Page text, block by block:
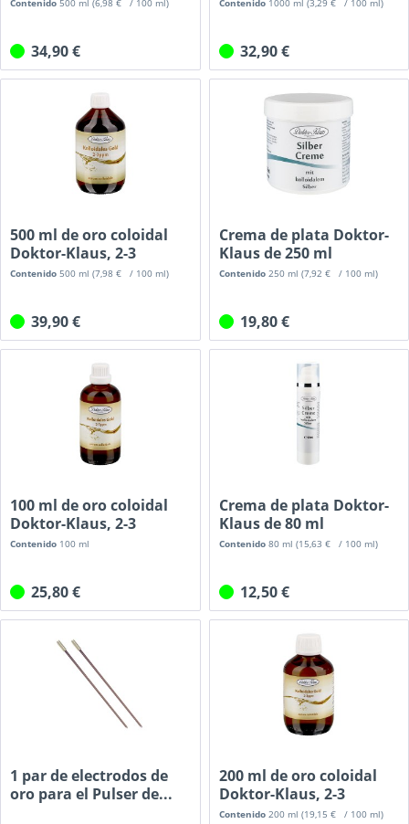
Contenido500 ml(6,98 € / 100 ml)
34,90 €
Contenido 1000 ml (3,29 € / 100 ml)
32,90 €
500 ml de oro coloidal
Doktor-Klaus, 2-3
ppm,...
Contenido500 ml(7,98 € / 100 ml)
39,90 €
Crema de plata Doktor-
Klaus de 250 ml
Contenido 250 ml (7,92 € / 100 ml)
19,80 €
100 ml de oro coloidal
Doktor-Klaus, 2-3
ppm,...
Contenido 100 ml
25,80 €
Crema de plata Doktor-
Klaus de 80 ml
Contenido 80 ml (15,63 € / 100 ml)
12,50 €
1 par de electrodos de
oro para el Pulser de...
200 ml de oro coloidal
Doktor-Klaus, 2-3
ppm,...
Contenido 200 ml (19,15 € / 100 ml)